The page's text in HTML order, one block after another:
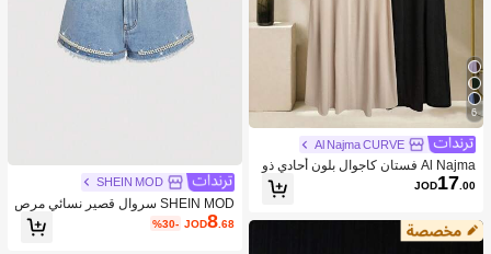
6
Al Najma CURVE
Al Najma فستان كاجوال بلون أحادي ذو
ياقة على شكل حرف V لحجم كبير للنسا
JOD17.00
SHEIN MOD
SHEIN MOD سروال قصير نسائي مرص
ع بالراين والخرز الزجاجي وباللون الجينز
JOD8.68
%30-